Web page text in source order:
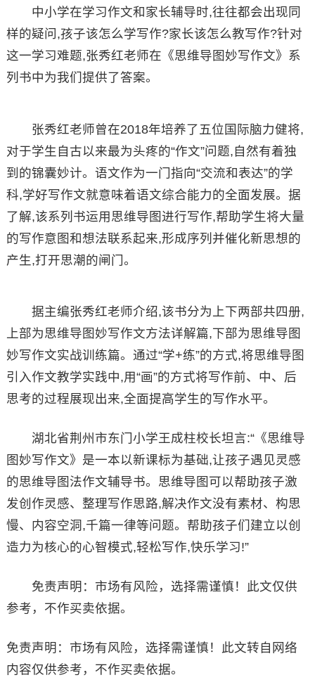
中小学在学习作文和家长辅导时,往往都会出现同
样的疑问,孩子该怎么学写作?家长该怎么教写作?针对
这一学习难题,张秀红老师在《思维导图妙写作文》系
列书中为我们提供了答案。
张秀红老师曾在2018年培养了五位国际脑力健将,
对于学生自古以来最为头疼的“作文”问题,自然有着独
到的锦囊妙计。语文作为一门指向“交流和表达”的学
科,学好写作文就意味着语文综合能力的全面发展。据
了解,该系列书运用思维导图进行写作,帮助学生将大量
的写作意图和想法联系起来,形成序列并催化新思想的
产生,打开思潮的闸门。
据主编张秀红老师介绍,该书分为上下两部共四册,
上部为思维导图妙写作文方法详解篇,下部为思维导图
妙写作文实战训练篇。通过“学+练”的方式,将思维导图
引入作文教学实践中,用“画”的方式将写作前、中、后
思考的过程展现出来,全面提高学生的写作水平。
湖北省荆州市东门小学王成柱校长坦言:“《思维导
图妙写作文》是一本以新课标为基础,让孩子遇见灵感
的思维导图法作文辅导书。思维导图可以帮助孩子激
发创作灵感、整理写作思路,解决作文没有素材、构思
慢、内容空洞,千篇一律等问题。帮助孩子们建立以创
造力为核心的心智模式,轻松写作,快乐学习!”
免责声明：市场有风险，选择需谨慎！此文仅供
参考，不作买卖依据。
免责声明：市场有风险，选择需谨慎！此文转自网络
内容仅供参考，不作买卖依据。